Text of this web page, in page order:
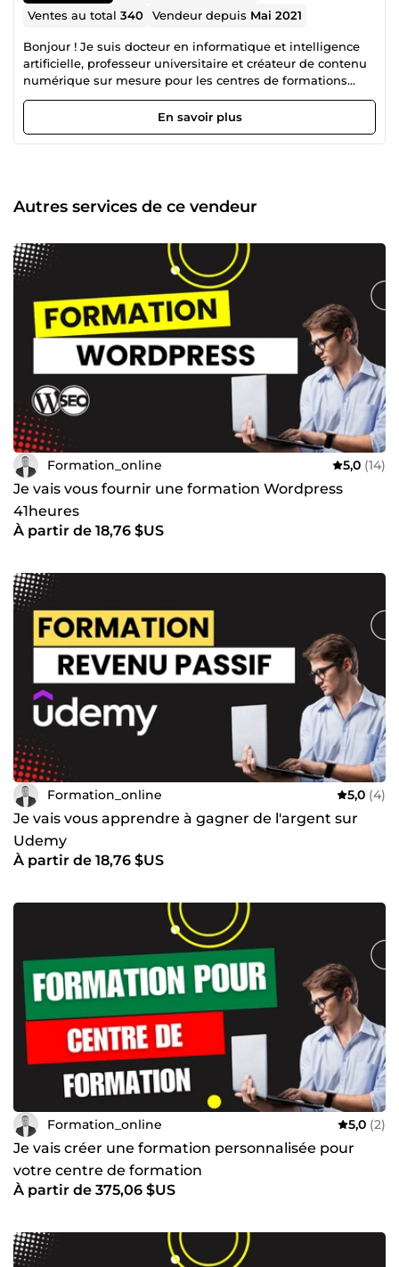
Ventes au total340 Vendeur depuis Mai 2021
Bonjour ! Je suis docteur en informatique et intelligence
artificielle, professeur universitaire et créateur de contenu
numérique sur mesure pour les centres de formations
(avec la revente de mes droits d'auteur). Aujourd’hui, j’ai
décidé de partager mes connaissances et mon expertise
avec vous. Cela me permettra de combiner entre ma
permis de créer un portefeuille de plus de 100 formations
dont 10 qui sont considérées Best-Seller sur la plateforme
ne peut pas nier que le digital constitue une très grande
partie de nos vies. Il faut le maîtriser parfaitement pour
obtenir des résultats optimaux. En effet, certains outils,
tels que Facebook Ads, Google Ads et LinkedIn Ads sont
également abordés et bien détaillés pour vous assister à
mieux comprendre leur importance et en quoi ils vous
seront idéalement utiles. Mon objectif est le suivant :
Partager mes connaissances d’une façon simple, concise
et conviviale avec de simples stratégies pratiques afin que
tout le monde puisse en tirer profit le plus rapidement
possible et de manière efficace.
En savoir plus
Autres services de ce vendeur
Formation_online 5,0 (14)
Je vais vous fournir une formation Wordpress
41heures
À partir de 18,76 $US
Formation_online 5,0 (4)
Je vais vous apprendre à gagner de l'argent sur
Udemy
À partir de 18,76 $US
Formation_online 5,0 (2)
Je vais créer une formation personnalisée pour
votre centre de formation
À partir de 375,06 $US